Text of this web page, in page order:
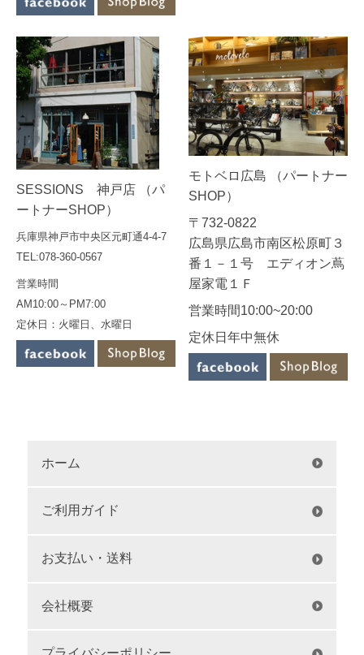
SESSIONS 神戸店 （パ
ートナーSHOP）
兵庫県神戸市中央区元町通4-4-7
TEL:078-360-0567
営業時間
AM10:00～PM7:00
定休日：火曜日、水曜日
モトベロ広島 （パートナー
SHOP）
〒732-0822
広島県広島市南区松原町３
番１－１号 エディオン蔦
屋家電１Ｆ
営業時間10:00~20:00
定休日年中無休
ホーム
ご利用ガイド
お支払い・送料
会社概要